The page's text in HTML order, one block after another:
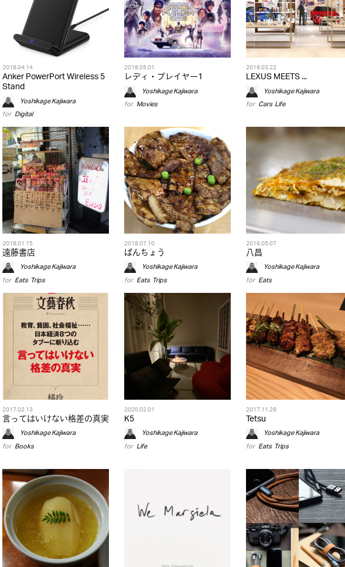
2018.04.14
Anker PowerPort Wireless 5
Stand
Yoshikage Kajiwara
for Digital
2018.05.01
レディ・プレイヤー1
Yoshikage Kajiwara
for Movies
2018.03.22
LEXUS MEETS ...
Yoshikage Kajiwara
for Cars,Life
2018.01.15
遠藤書店
Yoshikage Kajiwara
for Eats, Trips
2018.07.10
ぱんちょう
Yoshikage Kajiwara
for Eats, Trips
2016.05.07
八昌
Yoshikage Kajiwara
for Eats
2017.02.13
言ってはいけない格差の真実
Yoshikage Kajiwara
for Books
2020.02.01
K5
Yoshikage Kajiwara
for Life
2017.11.28
Tetsu
Yoshikage Kajiwara
for Eats, Trips